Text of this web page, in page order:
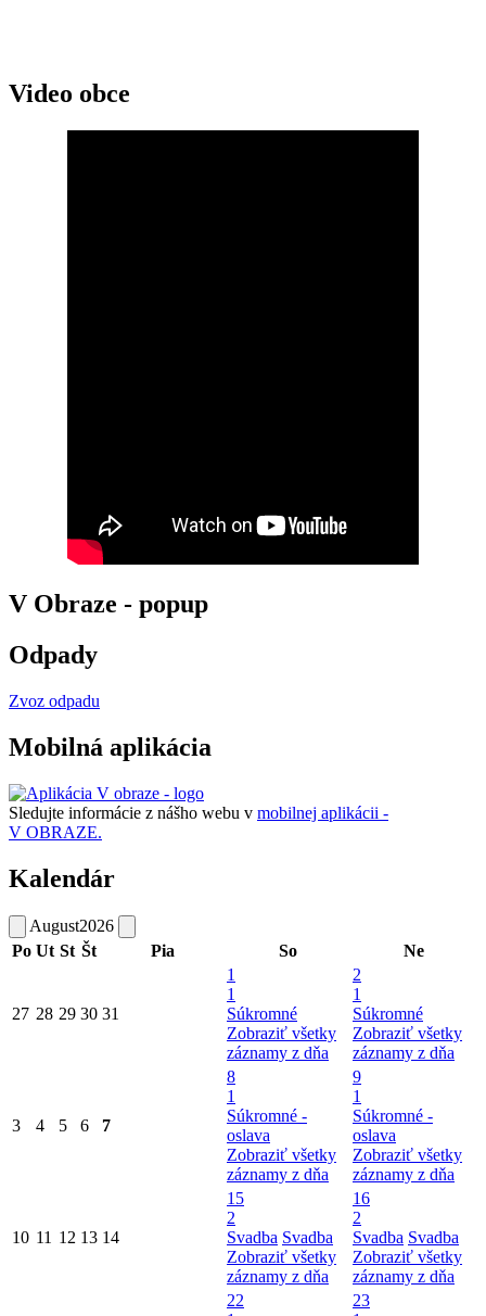
Video obce
V Obraze - popup
Odpady
Zvoz odpadu
Mobilná aplikácia
Sledujte informácie z nášho webu v mobilnej aplikácii -
V OBRAZE.
Kalendár
August2026
Po Ut St Št Pia So Ne
27 28 29 30 31
1
1
Súkromné
Zobraziť všetky
záznamy z dňa
2
1
Súkromné
Zobraziť všetky
záznamy z dňa
3 4 5 6 7
8
1
Súkromné -
oslava
Zobraziť všetky
záznamy z dňa
9
1
Súkromné -
oslava
Zobraziť všetky
záznamy z dňa
10 11 12 13 14
15
2
Svadba Svadba
Zobraziť všetky
záznamy z dňa
16
2
Svadba Svadba
Zobraziť všetky
záznamy z dňa
22
23